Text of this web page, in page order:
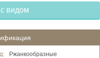
видом
Ржанкообразные